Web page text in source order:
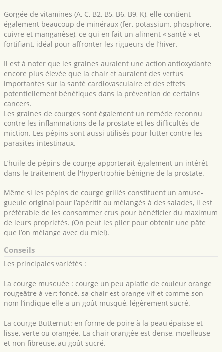
Gorgée de vitamines (A, C, B2, B5, B6, B9, K), elle contient
également beaucoup de minéraux (fer, potassium, phosphore,
cuivre et manganèse), ce qui en fait un aliment « santé » et
fortifiant, idéal pour affronter les rigueurs de l’hiver.
Il est à noter que les graines auraient une action antioxydante
encore plus élevée que la chair et auraient des vertus
importantes sur la santé cardiovasculaire et des effets
potentiellement bénéfiques dans la prévention de certains
cancers.
Les graines de courges sont également un remède reconnu
contre les inflammations de la prostate et les difficultés de
miction. Les pépins sont aussi utilisés pour lutter contre les
parasites intestinaux.
L’huile de pépins de courge apporterait également un intérêt
dans le traitement de l'hypertrophie bénigne de la prostate.
Même si les pépins de courge grillés constituent un amuse-
gueule original pour l’apéritif ou mélangés à des salades, il est
préférable de les consommer crus pour bénéficier du maximum
de leurs propriétés. (On peut les piler pour obtenir une pâte
que l’on mélange avec du miel).
Conseils
Les principales variétés :
La courge musquée : courge un peu aplatie de couleur orange
rougeâtre à vert foncé, sa chair est orange vif et comme son
nom l’indique elle a un goût musqué, légèrement sucré.
La courge Butternut: en forme de poire à la peau épaisse et
lisse, verte ou orangée. La chair orangée est dense, moelleuse
et non fibreuse, au goût sucré.